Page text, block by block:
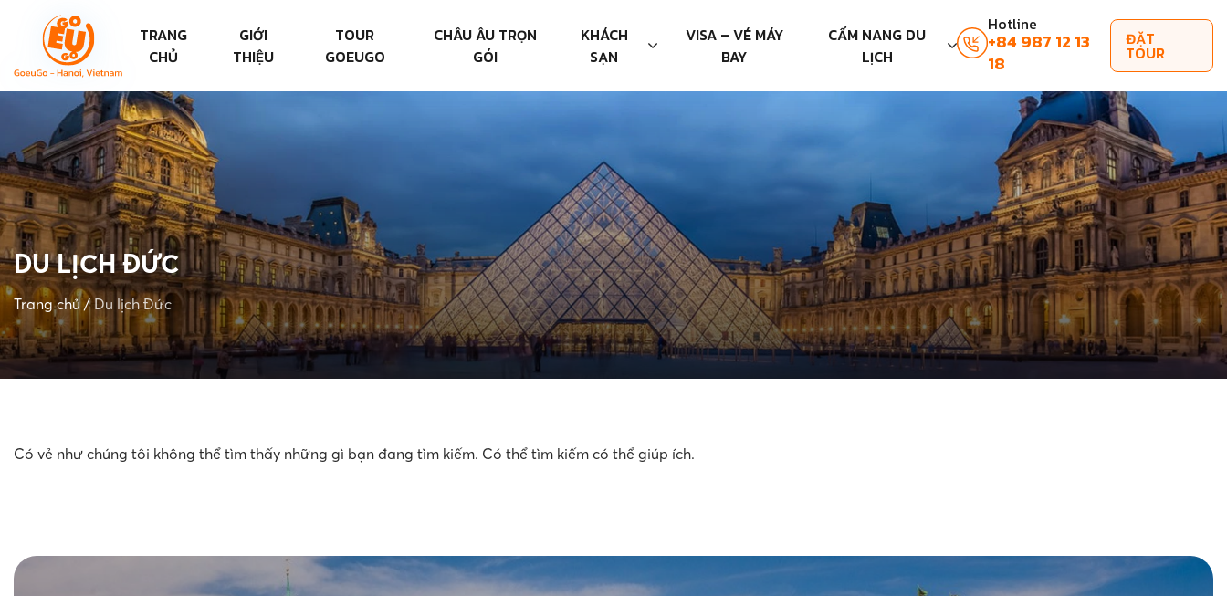
TRANG
CHỦ
GIỚI
THIỆU
TOUR
GOEUGO
CHÂU ÂU TRỌN
GÓI
KHÁCH
SẠN
VISA – VÉ MÁY
BAY
CẨM NANG DU
LỊCH
Hotline
+84 987 12 13
18
ĐẶT
TOUR
DU LỊCH ĐỨC
Trang chủ/Du lịch Đức
Có vẻ như chúng tôi không thể tìm thấy những gì bạn đang tìm kiếm. Có thể tìm kiếm có thể giúp ích.